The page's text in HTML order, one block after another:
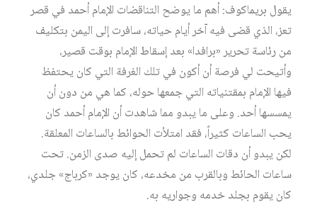
يقول بريماكوف: أهم ما يوضح التناقضات الإمام أحمد في قصر
تعز، الذي قضى فيه آخر أيام حياته، سافرت إلى اليمن بتكليف
من رئاسة تحرير «برافدا» بعد إسقاط الإمام بوقت قصير،
وأتيحت لي فرصة أن أكون في تلك الغرفة التي كان يحتفظ
فيها الإمام بمقتنياته التي جمعها حوله، كما هي من دون أن
يمسسها أحد. وعلى ما يبدو مما شاهدت أن الإمام أحمد كان
يحب الساعات كثيراً، فقد امتلأت الحوائط بالساعات المعلقة.
لكن يبدو أن دقات الساعات لم تحمل إليه صدى الزمن. تحت
ساعات الحائط وبالقرب من مخدعه، كان يوجد «كرباج» جلدي،
كان يقوم بجلد خدمه وجواريه به.